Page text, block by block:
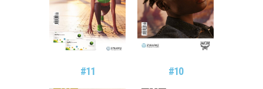
#11 #10